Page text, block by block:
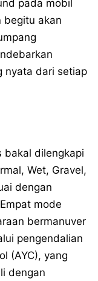
pada mobil
begitu akan
nyata dari setiap
bakal dilengkapi
Wet, Gravel,
dengan
mode
bermanuver
pengendalian
(AYC), yang
dengan